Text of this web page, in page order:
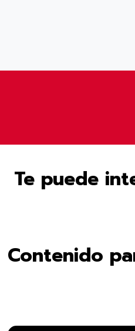
Te puede
Contenido